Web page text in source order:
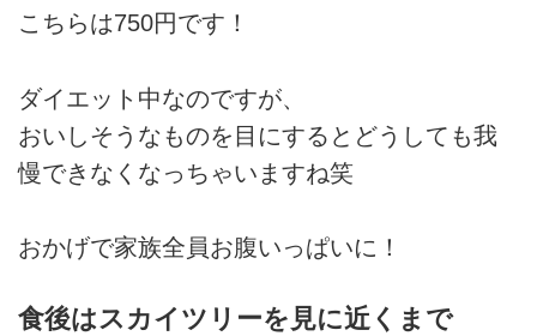
こちらは750円です！
ダイエット中なのですが、
おいしそうなものを目にするとどうしても我
慢できなくなっちゃいますね笑
おかげで家族全員お腹いっぱいに！
食後はスカイツリーを見に近くまで